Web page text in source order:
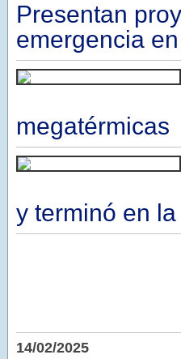
Presentan
emergencia
megatérmicas
y terminó en
14/02/2025